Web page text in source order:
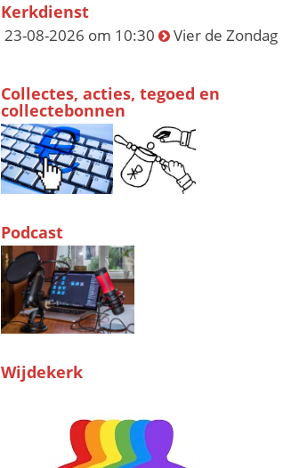
Kerkdienst
23-08-2026 om 10:30 Vier de Zondag
Collectes, acties, tegoed en
collectebonnen
Podcast
Wijdekerk